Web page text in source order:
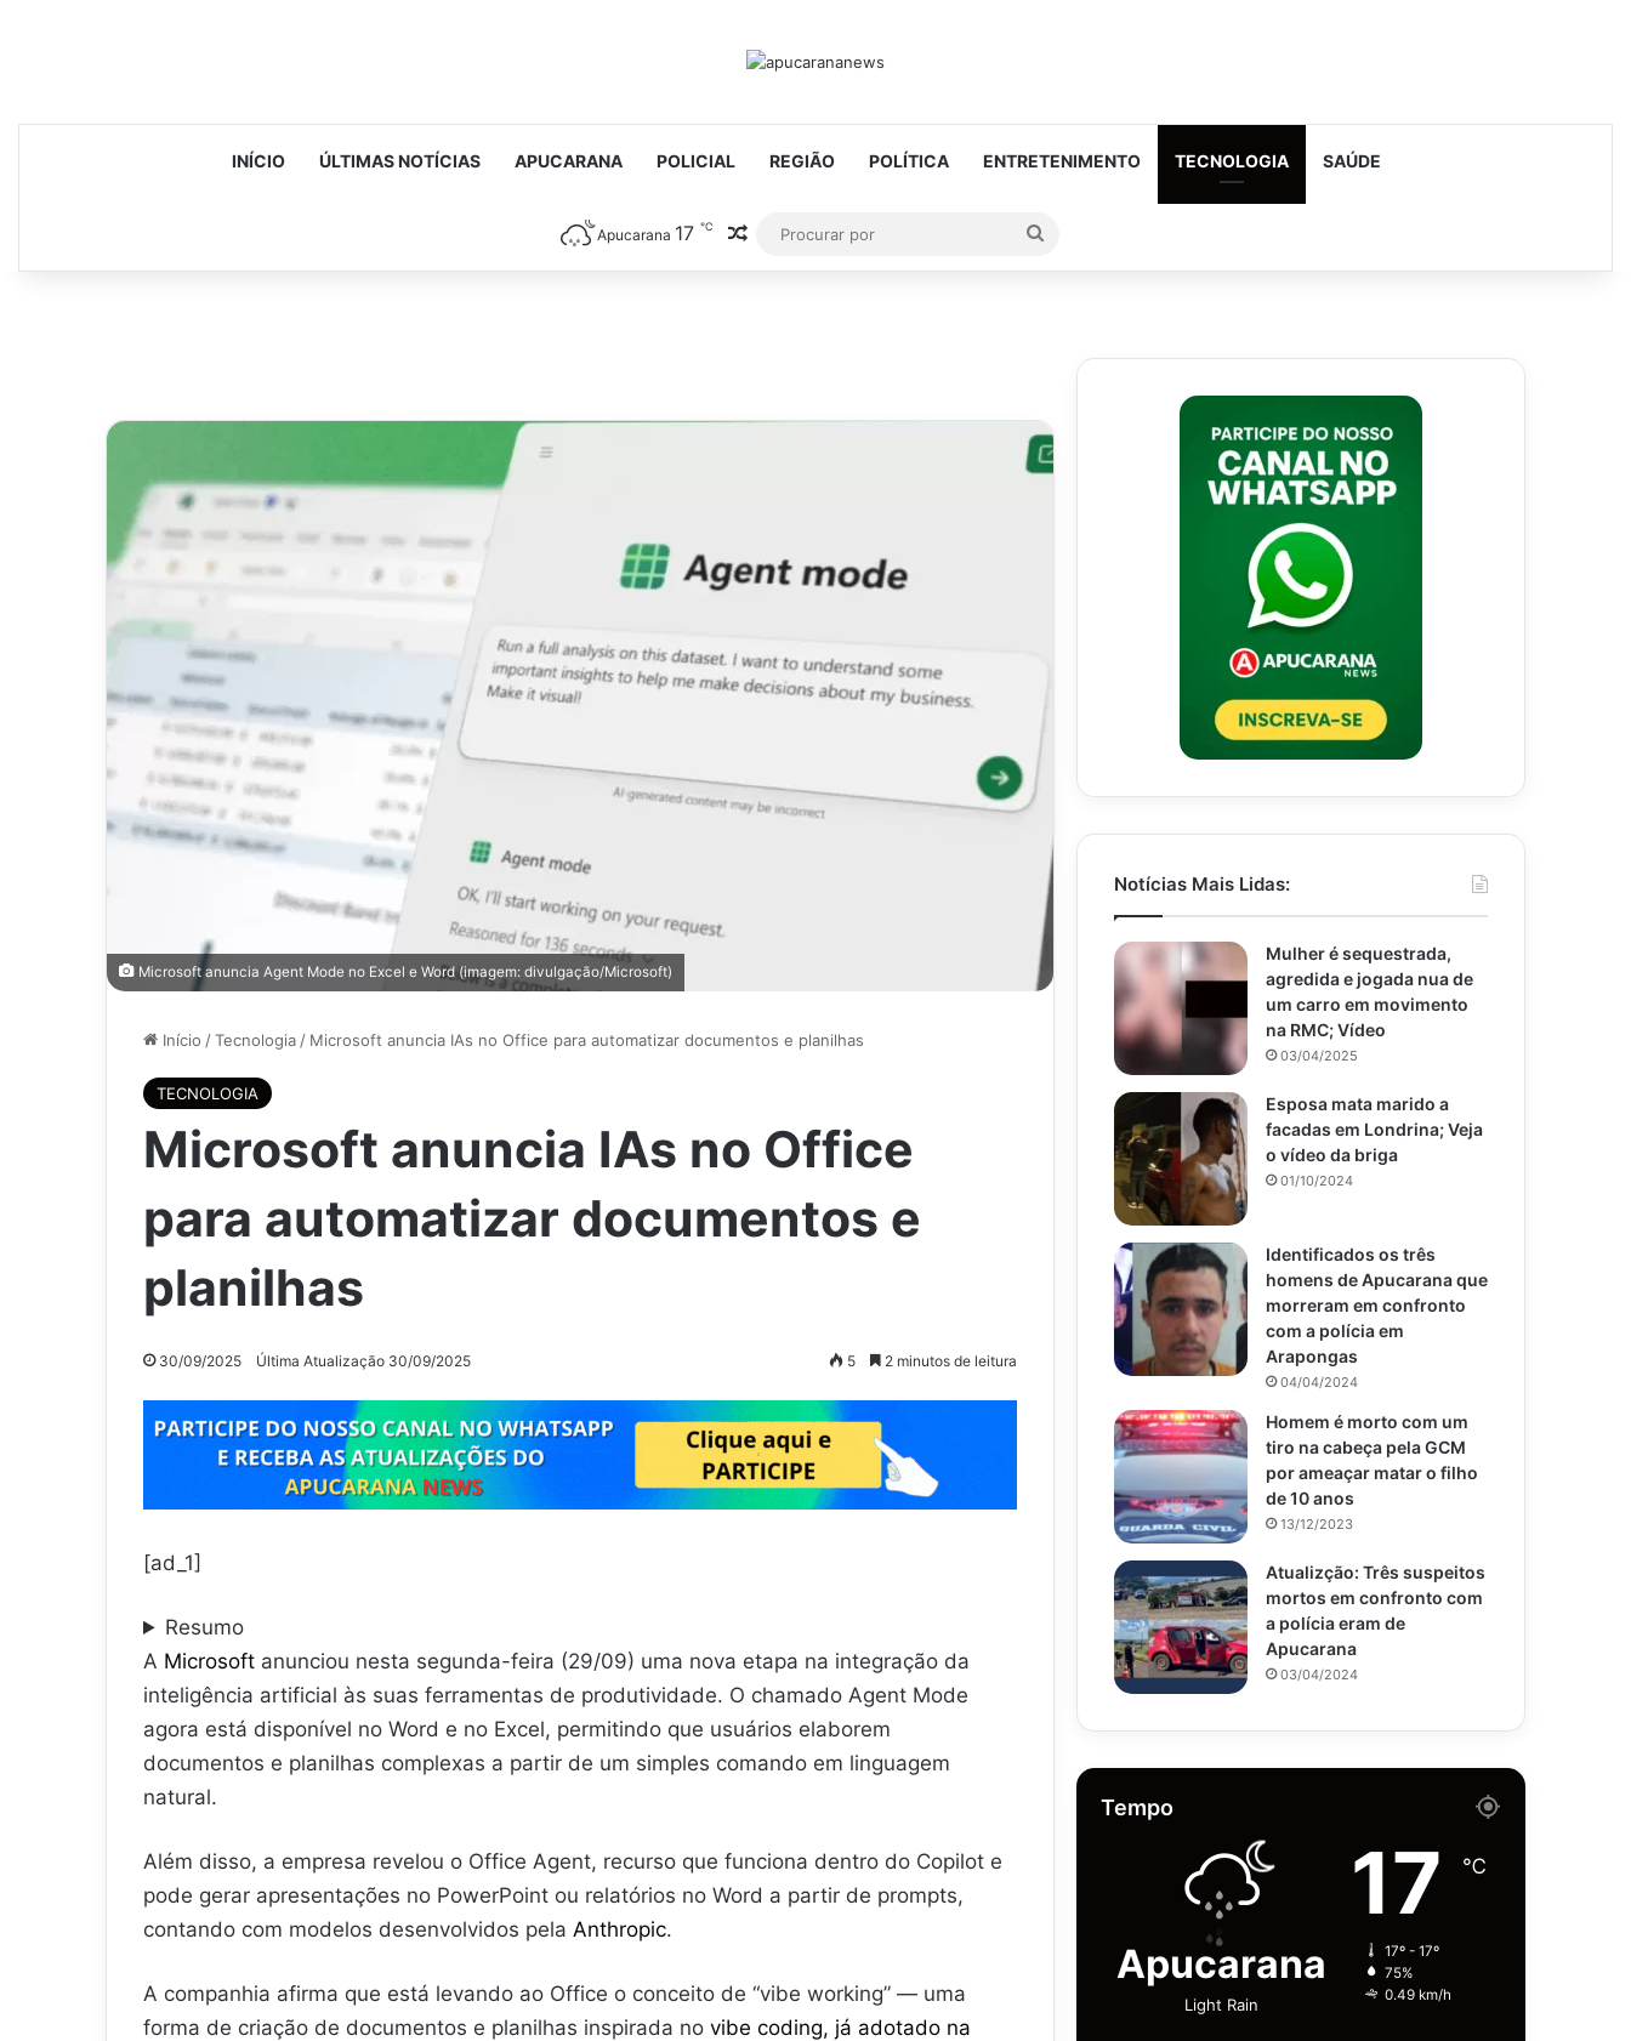
INÍCIO ÚLTIMAS NOTÍCIAS APUCARANA POLICIAL REGIÃO POLÍTICA ENTRETENIMENTO TECNOLOGIA SAÚDE
Apucarana 17 ℃ Artigo aleatório
por
Microsoft anuncia Agent Mode no Excel e Word (imagem: divulgação/Microsoft)
Início /Tecnologia / Microsoft anuncia IAs no Office para automatizar documentos e planilhas
TECNOLOGIA
Microsoft anuncia IAs no Office
para automatizar documentos e
planilhas
30/09/2025 Última Atualização 30/09/2025 5 2 minutos de leitura
[ad_1]
Resumo
A Microsoft anunciou nesta segunda-feira (29/09) uma nova etapa na integração da
inteligência artificial às suas ferramentas de produtividade. O chamado Agent Mode
agora está disponível no Word e no Excel, permitindo que usuários elaborem
documentos e planilhas complexas a partir de um simples comando em linguagem
natural.
Além disso, a empresa revelou o Office Agent, recurso que funciona dentro do Copilot e
pode gerar apresentações no PowerPoint ou relatórios no Word a partir de prompts,
contando com modelos desenvolvidos pela Anthropic.
A companhia afirma que está levando ao Office o conceito de “vibe working” — uma
forma de criação de documentos e planilhas inspirada no vibe coding, já adotado na
Notícias Mais Lidas:
Mulher é sequestrada,
agredida e jogada nua de
um carro em movimento
na RMC; Vídeo
03/04/2025
Esposa mata marido a
facadas em Londrina; Veja
o vídeo da briga
01/10/2024
Identificados os três
homens de Apucarana que
morreram em confronto
com a polícia em
Arapongas
04/04/2024
Homem é morto com um
tiro na cabeça pela GCM
por ameaçar matar o filho
de 10 anos
13/12/2023
Atualizção: Três suspeitos
mortos em confronto com
a polícia eram de
Apucarana
03/04/2024
Tempo
Apucarana
Light Rain
17 ℃
17º - 17º
75%
0.49 km/h